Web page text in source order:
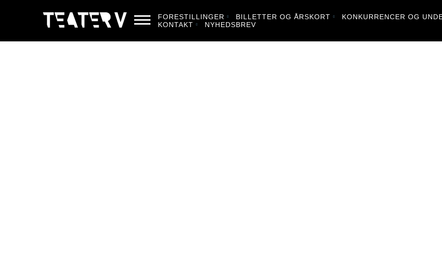
FORESTILLINGER BILLETTER OG ÅRSKORT KONKURRENCER OG
KONTAKT
NYHEDSBREV